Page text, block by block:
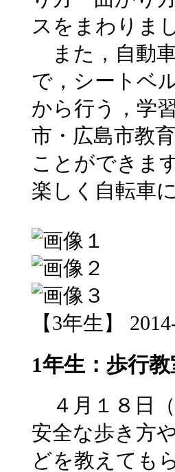
スをまわりま
また，自動
で，シートベ
から行う，学
市・広島市教
ことができま
楽しく自転車
【3年生】
1年生：歩行
４月１８日
安全な歩き方
どを教えても